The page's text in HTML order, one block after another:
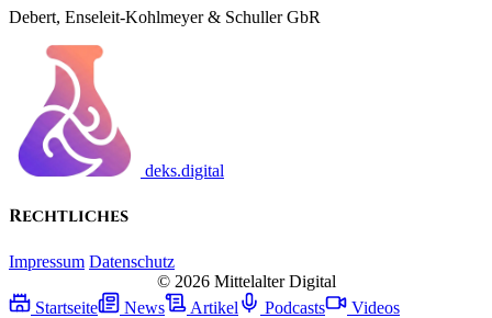
Debert, Enseleit-Kohlmeyer & Schuller GbR
deks.digital
Rechtliches
Impressum Datenschutz
© 2026 Mittelalter Digital
Startseite
News Artikel Podcasts Videos